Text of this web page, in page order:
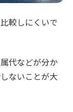
較しにくいで
代などが分か
ないことが大